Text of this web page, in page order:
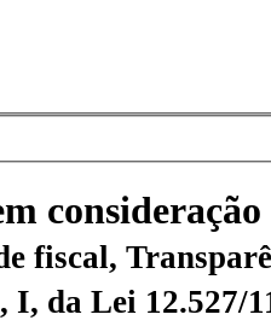
fiscal,
I, da Lei 12.527/